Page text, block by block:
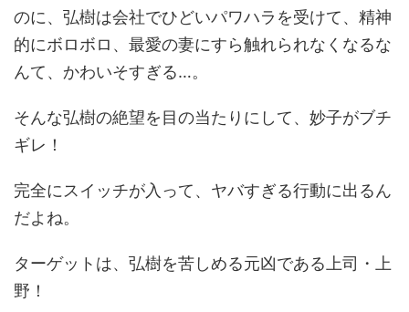
のに、弘樹は会社でひどいパワハラを受けて、精神
的にボロボロ、最愛の妻にすら触れられなくなるな
んて、かわいそすぎる…。
そんな弘樹の絶望を目の当たりにして、妙子がブチ
ギレ！
完全にスイッチが入って、ヤバすぎる行動に出るん
だよね。
ターゲットは、弘樹を苦しめる元凶である上司・上
野！